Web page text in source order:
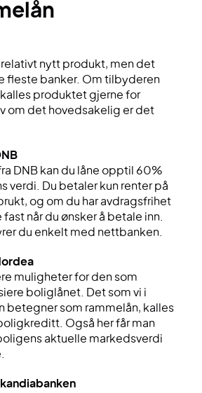
relativt nytt produkt, men det
fleste banker. Om tilbyderen
produktet gjerne for
om det hovedsakelig er det
DNB kan du låne opptil 60%
verdi. Du betaler kun renter på
og om du har avdragsfrihet
når du ønsker å betale inn.
du enkelt med nettbanken.
muligheter for den som
boliglånet. Det som vi i
betegner som rammelån, kalles
Også her får man
aktuelle markedsverdi